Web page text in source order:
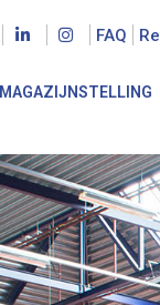
FAQ
MAGAZIJNSTELLING